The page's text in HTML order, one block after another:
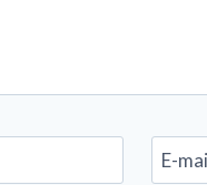
E-